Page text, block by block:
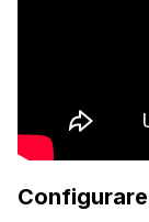
Configurare